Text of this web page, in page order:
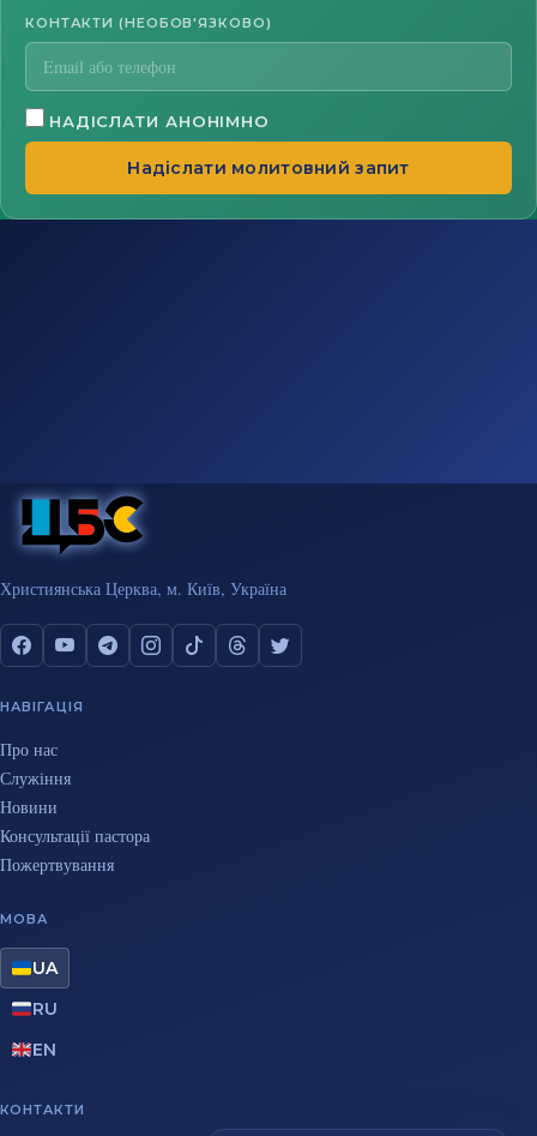
КОНТАКТИ (НЕОБОВ'ЯЗКОВО)
НАДІСЛАТИ АНОНІМНО
Надіслати молитовний запит
Християнська Церква, м. Київ, Україна
НАВІГАЦІЯ
Про нас
Служіння
Новини
Консультації пастора
Пожертвування
МОВА
UA
RU
EN
КОНТАКТИ